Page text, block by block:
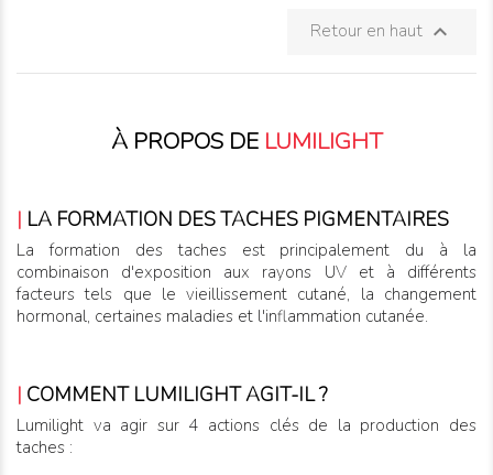
Retour en haut 
À PROPOS DE LUMILIGHT
| LA FORMATION DES TACHES PIGMENTAIRES
La formation des taches est principalement du à la
combinaison d'exposition aux rayons UV et à différents
facteurs tels que le vieillissement cutané, la changement
hormonal, certaines maladies et l'inflammation cutanée.
| COMMENT LUMILIGHT AGIT-IL ?
Lumilight va agir sur 4 actions clés de la production des
taches :